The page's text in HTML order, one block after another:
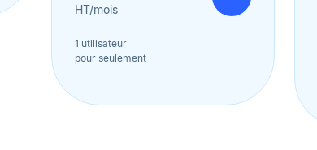
HT/mois
1 utilisateur
pour seulement